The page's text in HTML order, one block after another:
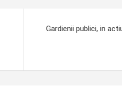
Gardienii publici, in